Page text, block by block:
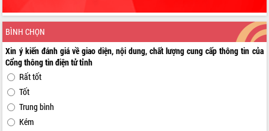
BÌNH CHỌN
Xin ý kiến đánh giá về giao diện, nội dung, chất lượng cung cấp thông tin của
Cổng thông tin điện tử tỉnh
Rất tốt
Tốt
Trung bình
Kém